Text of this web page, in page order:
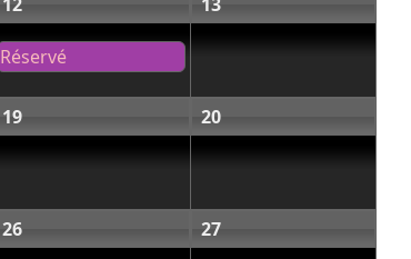
Réservé
19 20
26 27